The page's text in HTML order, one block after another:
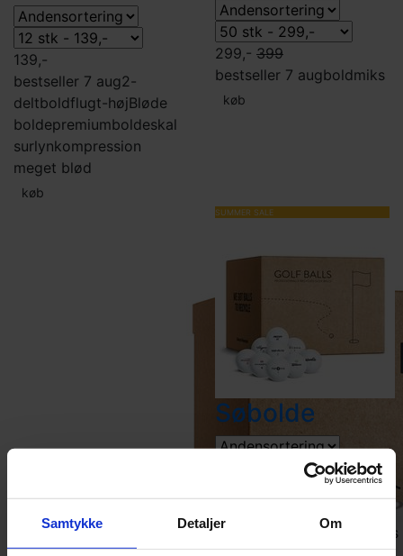
Samtykke Detaljer Om
139,-
bestseller 7 aug2-
deltboldflugt-højBløde
boldepremiumboldeskal
surlynkompression
meget blød
køb
299,- 399
bestseller 7 augboldmiks
køb
SUMMER SALE
Søbolde
aug
distanceboldeboldmiks